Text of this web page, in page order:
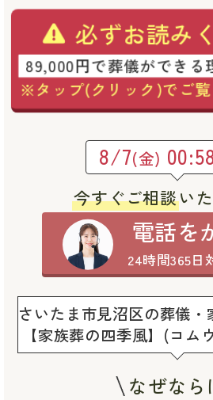
必ずお読み
89,000円で葬儀ができる
※タップ(クリック)でご
8/7(金)
今すぐご相談い
電話を
24時間365日
さいたま市見沼区の葬儀
【家族葬の四季風】(コム
なぜなら